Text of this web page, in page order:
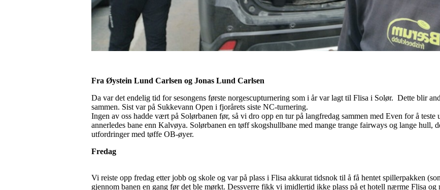
Fra Øystein Lund Carlsen og Jonas Lund Carlsen
Da var det endelig tid for sesongens første norgescupturnering som i år var lagt til Flisa i Solør. Dette blir
sammen. Sist var på Sukkevann Open i fjorårets siste NC-turnering.
Ingen av oss hadde vært på Solørbanen før, så vi dro opp en tur på langfredag sammen med Even for å teste
annerledes bane enn Kalvøya. Solørbanen en tøff skogshullbane med mange trange fairways og lange hull,
utfordringer med tøffe OB-øyer.
Fredag
Vi reiste opp fredag etter jobb og skole og var på plass i Flisa akkurat tidsnok til å få hentet spillerpakken
gjennom banen en gang før det ble mørkt. Dessverre fikk vi imidlertid ikke plass på et hotell nærme Flisa